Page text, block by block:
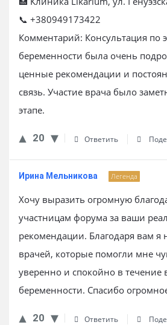
📞 +380949173422
Комментарий: Консультация по
беременности была очень
ценные рекомендации и
связь. Участие врача было
этапе.
20 Ответить
Ирина Мельникова Легенда
Хочу выразить огромную
участницам форума за ваши
рекомендации. Благодаря вам
врачей, которые помогли мне
уверенно и спокойно в течение
беременности. Спасибо
20 Ответить